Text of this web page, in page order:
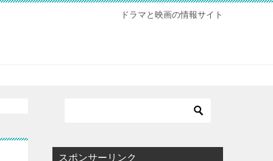
ドラマと映画の情報サイト
スポンサーリンク